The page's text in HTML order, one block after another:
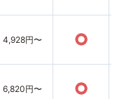
4,928円〜 ○
6,820円〜 ○